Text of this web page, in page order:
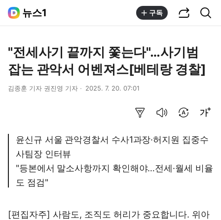
뉴스1 구독
"전세사기 끝까지 쫓는다"…사기범
잡는 관악서 어벤져스[베테랑 경찰]
김종훈 기자 권진영 기자 2025. 7. 20. 07:01
윤신규 서울 관악경찰서 수사1과장·허지원 집중수
사팀장 인터뷰
"등본에서 말소사항까지 확인해야…전세·월세 비율
도 점검"
[편집자주] 사람도, 조직도 허리가 중요합니다. 위아